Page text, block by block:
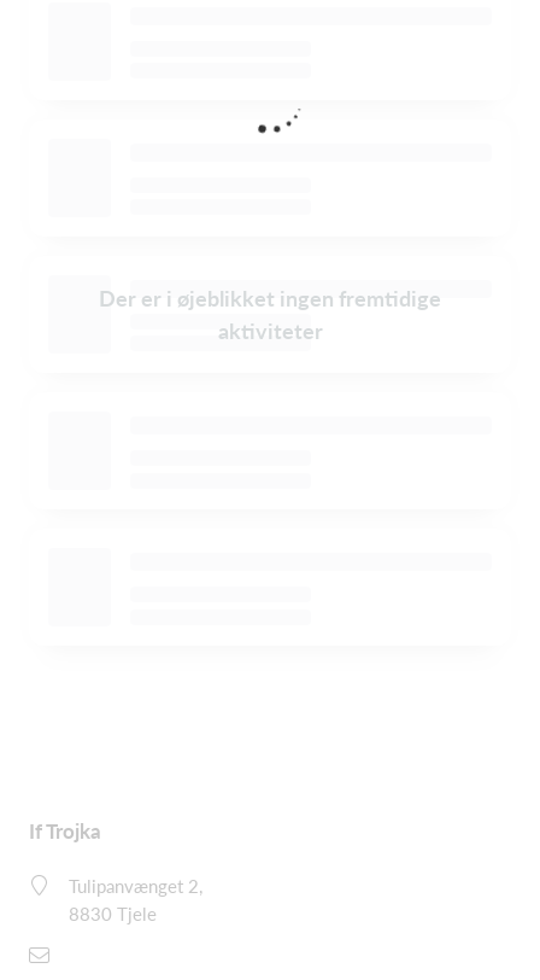
Der er i øjeblikket ingen fremtidige
aktiviteter
If Trojka
Tulipanvænget 2,
8830 Tjele